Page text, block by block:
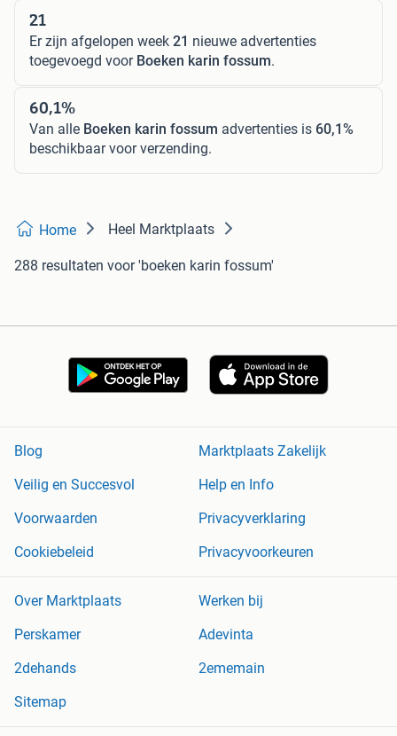
21
Er zijn afgelopen week 21 nieuwe advertenties
toegevoegd voor Boeken karin fossum.
60,1%
Van alle Boeken karin fossum advertenties is 60,1%
beschikbaar voor verzending.
Home Heel Marktplaats
288 resultaten voor 'boeken karin fossum'
Blog
Marktplaats Zakelijk
Veilig en Succesvol
Help en Info
Voorwaarden
Privacyverklaring
Cookiebeleid
Privacyvoorkeuren
Over Marktplaats
Werken bij
Perskamer
Adevinta
2dehands
2ememain
Sitemap